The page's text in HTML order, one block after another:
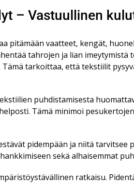
– Vastuullinen
pitämään vaatteet, kengät,
tahrojen ja lian
Tämä tarkoittaa, että tekstiilit
puhdistamisesta
Tämä minimoi
pidempään ja niitä tarvitsee
sekä alhaisemmat
ratkaisu.